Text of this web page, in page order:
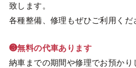
致します。
各種整備、修理もぜひご利用くだ
❸無料の代車あります
納車までの期間や修理でお預か